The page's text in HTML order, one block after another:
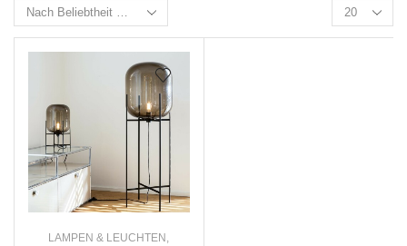
LAMPEN & LEUCHTEN ,